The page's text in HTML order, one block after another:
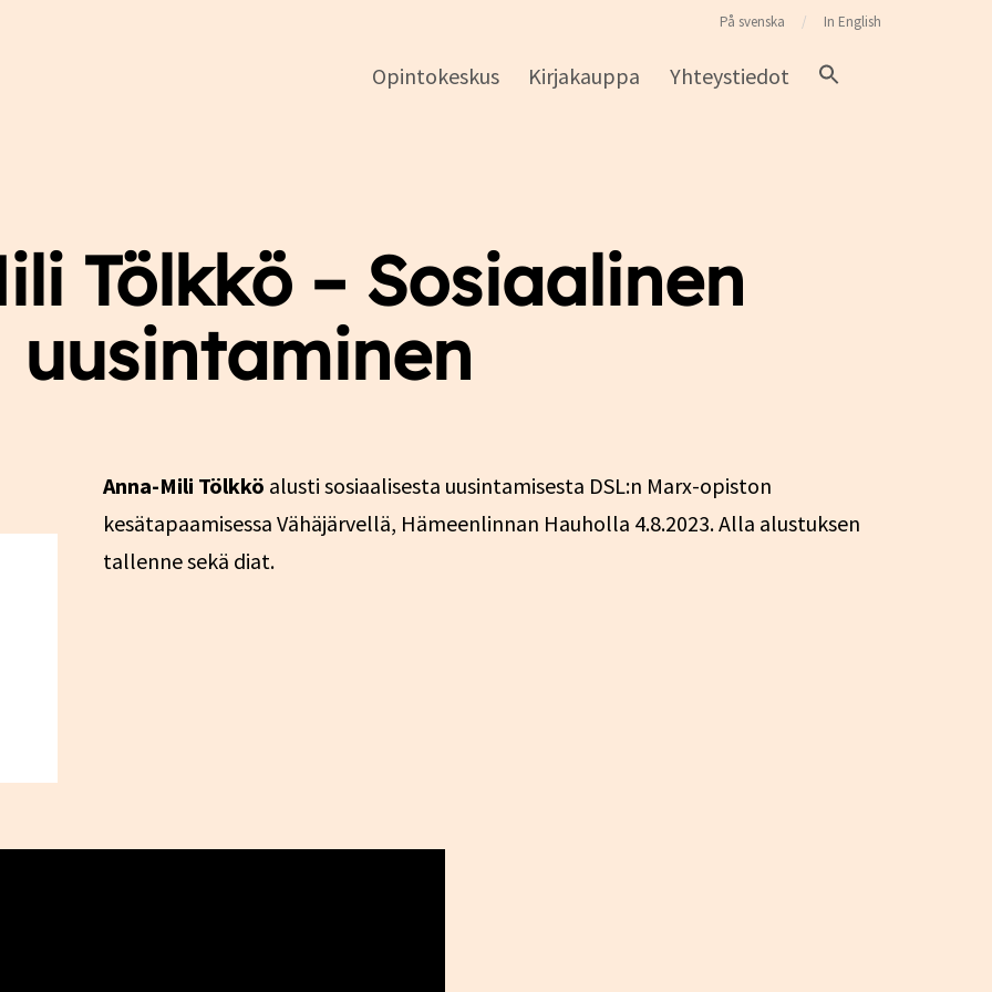
Opintokeskus Kirjakauppa Yhteystiedot
På svenska In English
Tölkkö – Sosiaalinen
uusintaminen
Anna-Mili Tölkkö alusti sosiaalisesta uusintamisesta DSL:n Marx-opiston
kesätapaamisessa Vähäjärvellä, Hämeenlinnan Hauholla 4.8.2023. Alla alustuksen
tallenne sekä diat.